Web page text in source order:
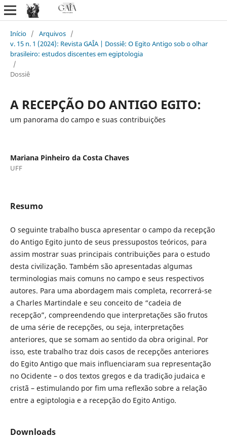
Início / Arquivos /
v. 15 n. 1 (2024): Revista GAÎA | Dossiê: O Egito Antigo sob o olhar
brasileiro: estudos discentes em egiptologia
/
Dossiê
A RECEPÇÃO DO ANTIGO EGITO:
um panorama do campo e suas contribuições
Mariana Pinheiro da Costa Chaves
UFF
Resumo
O seguinte trabalho busca apresentar o campo da recepção
do Antigo Egito junto de seus pressupostos teóricos, para
assim mostrar suas principais contribuições para o estudo
desta civilização. Também são apresentadas algumas
terminologias mais comuns no campo e seus respectivos
autores. Para uma abordagem mais completa, recorrerá-se
a Charles Martindale e seu conceito de “cadeia de
recepção”, compreendendo que interpretações são frutos
de uma série de recepções, ou seja, interpretações
anteriores, que se somam ao sentido da obra original. Por
isso, este trabalho traz dois casos de recepções anteriores
do Egito Antigo que mais influenciaram sua representação
no Ocidente – o dos textos gregos e da tradição judaica e
cristã – estimulando por fim uma reflexão sobre a relação
entre a egiptologia e a recepção do Egito Antigo.
Downloads